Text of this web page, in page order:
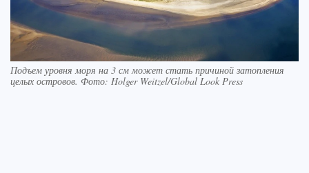
Подъем уровня моря на 3 см может стать причиной затопления
целых островов. Фото: Holger Weitzel/Global Look Press